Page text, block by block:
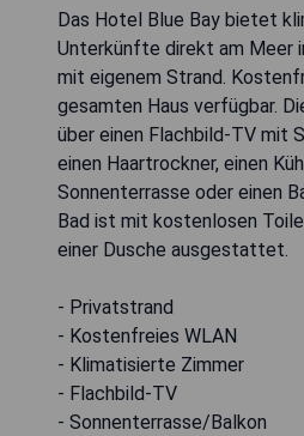
Das Hotel Blue Bay bietet
Unterkünfte direkt am Meer
mit eigenem Strand.
gesamten Haus verfügbar.
über einen Flachbild-TV mit
einen Haartrockner, einen
Sonnenterrasse oder einen
Bad ist mit kostenlosen
einer Dusche ausgestattet.
- Privatstrand
- Kostenfreies WLAN
- Klimatisierte Zimmer
- Flachbild-TV
- Sonnenterrasse/Balkon